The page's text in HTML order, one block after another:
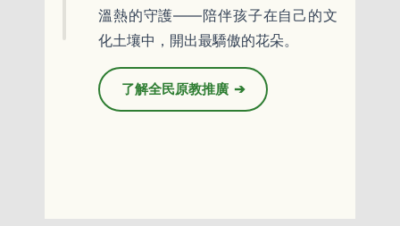
溫熱的守護——陪伴孩子在自己的文
化土壤中，開出最驕傲的花朵。
了解全民原教推廣 ➔